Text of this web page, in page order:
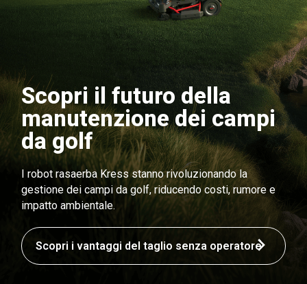
Scopri il futuro della
manutenzione dei campi
da golf
I robot rasaerba Kress stanno rivoluzionando la
gestione dei campi da golf, riducendo costi, rumore e
impatto ambientale.
Scopri i vantaggi del taglio senza operatore